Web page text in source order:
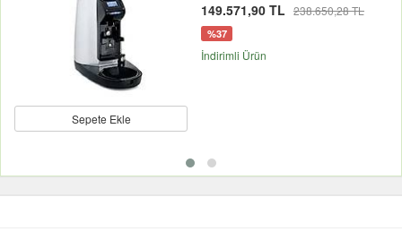
Sepete Ekle
149.571,90 TL 238.650,28 TL
%37
İndirimli Ürün